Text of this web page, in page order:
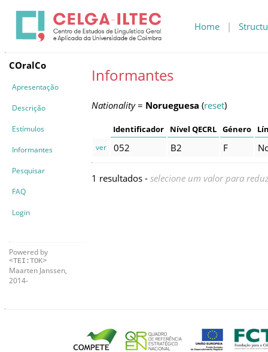
Home |
COralCo
Apresentação
Descrição
Estímulos
Informantes
Pesquisar
FAQ
Login
Powered by
<TEI:TOK>
Maarten Janssen,
2014-
Informantes
Nationality= Norueguesa (reset)
Identificador Nível QECRL Género
ver 052 B2 F
1 resultados - selecione um valor para